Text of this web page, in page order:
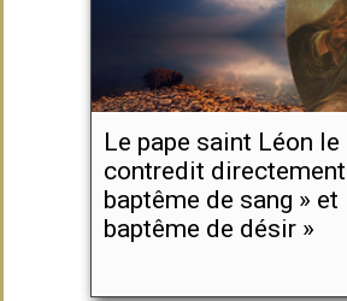
Le pape saint Léon le
contredit
baptême de sang » et
baptême de désir »